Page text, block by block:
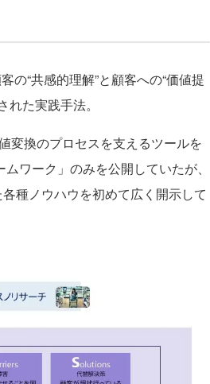
“共感的理解”と顧客への“価値提
た実践手法。
変換のプロセスを支えるツールを
ワーク」のみを公開していたが、
種ノウハウを初めて広く開示して